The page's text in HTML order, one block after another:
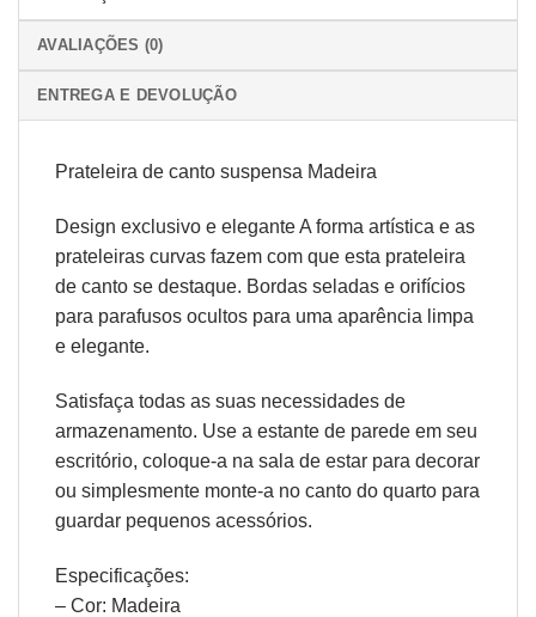
AVALIAÇÕES (0)
ENTREGA E DEVOLUÇÃO
Prateleira de canto suspensa Madeira
Design exclusivo e elegante A forma artística e as
prateleiras curvas fazem com que esta prateleira
de canto se destaque. Bordas seladas e orifícios
para parafusos ocultos para uma aparência limpa
e elegante.
Satisfaça todas as suas necessidades de
armazenamento. Use a estante de parede em seu
escritório, coloque-a na sala de estar para decorar
ou simplesmente monte-a no canto do quarto para
guardar pequenos acessórios.
Especificações:
– Cor: Madeira